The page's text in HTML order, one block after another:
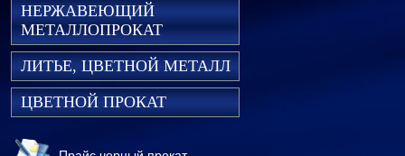
НЕРЖАВЕЮЩИЙ
МЕТАЛЛОПРОКАТ
ЛИТЬЕ, ЦВЕТНОЙ МЕТАЛЛ
ЦВЕТНОЙ ПРОКАТ